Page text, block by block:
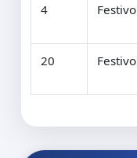
4 Festivo
20 Festivo